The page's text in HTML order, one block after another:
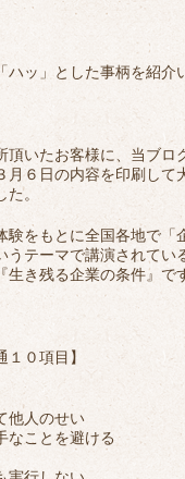
ハッ」とした事柄を紹介
頂いたお客様に、当ブロ
月６日の内容を印刷して
。
験をもとに全国各地で「
うテーマで講演されてい
き残る企業の条件』で
０項目】
他人のせい
なことを避ける